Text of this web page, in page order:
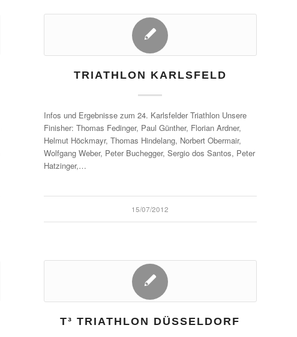
TRIATHLON KARLSFELD
Infos und Ergebnisse zum 24. Karlsfelder Triathlon Unsere
Finisher: Thomas Fedinger, Paul Günther, Florian Ardner,
Helmut Höckmayr, Thomas Hindelang, Norbert Obermair,
Wolfgang Weber, Peter Buchegger, Sergio dos Santos, Peter
Hatzinger,…
15/07/2012
T³ TRIATHLON DÜSSELDORF